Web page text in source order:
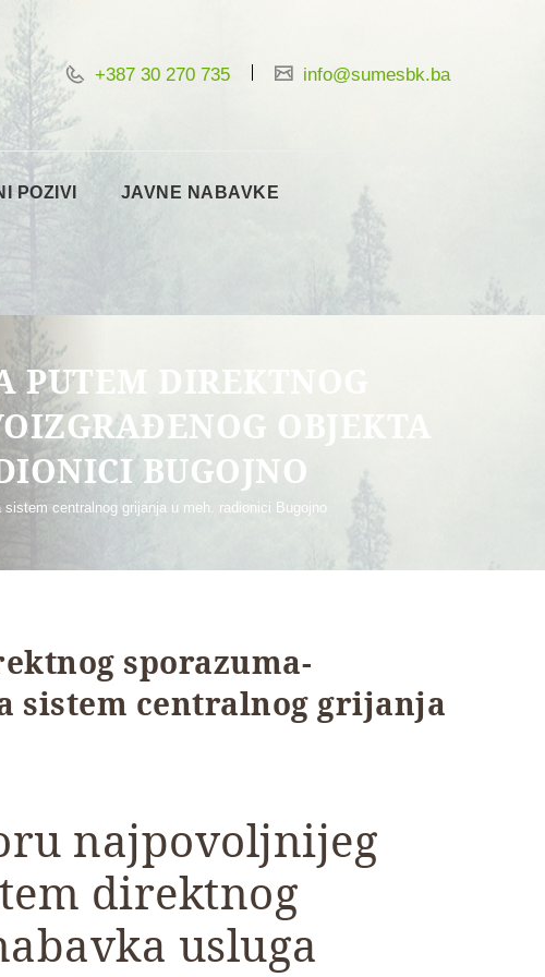
+387 30 270 735 info@sumesbk.ba
POZIVI JAVNE NABAVKE
DIREKTNOG
OBJEKTA
BUGOJNO
centralnog grijanja u meh. radionici Bugojno
sporazuma-
sistem centralnog grijanja
najpovoljnijeg
direktnog
usluga